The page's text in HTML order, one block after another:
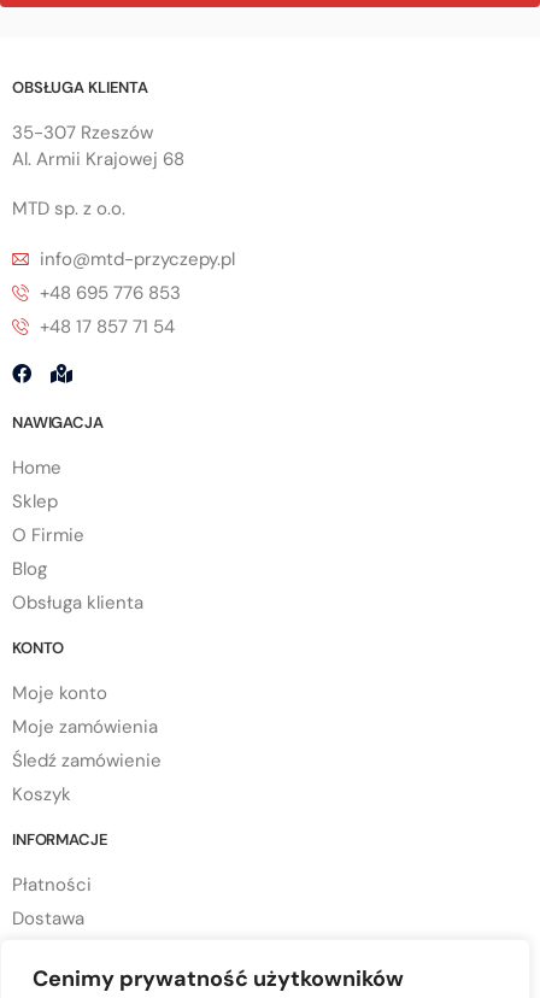
Cenimy prywatność użytkowników
OBSŁUGA KLIENTA
35-307 Rzeszów
Al. Armii Krajowej 68
MTD sp. z o.o.
info@mtd-przyczepy.pl
+48 695 776 853
+48 17 857 71 54
NAWIGACJA
Home
Sklep
O Firmie
Blog
Obsługa klienta
KONTO
Moje konto
Moje zamówienia
Śledź zamówienie
Koszyk
INFORMACJE
Płatności
Dostawa
Polityka prywatności